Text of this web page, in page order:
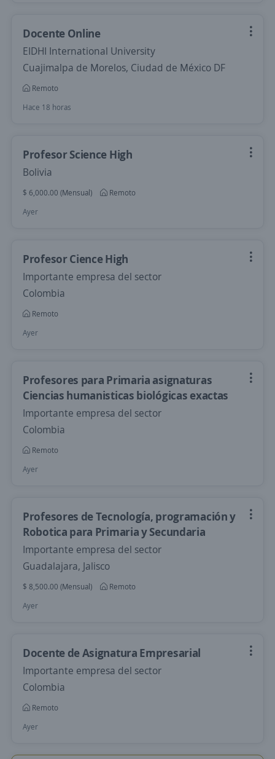
Docente Online
EIDHI International University
Cuajimalpa de Morelos, Ciudad de México DF
Remoto
Hace 18 horas
Profesor Science High
Bolivia
$ 6,000.00 (Mensual)
Remoto
Ayer
Profesor Cience High
Importante empresa del sector
Colombia
Remoto
Ayer
Profesores para Primaria asignaturas
Ciencias humanisticas biológicas exactas
Importante empresa del sector
Colombia
Remoto
Ayer
Profesores de Tecnología, programación y
Robotica para Primaria y Secundaria
Importante empresa del sector
Guadalajara, Jalisco
$ 8,500.00 (Mensual)
Remoto
Ayer
Docente de Asignatura Empresarial
Importante empresa del sector
Colombia
Remoto
Ayer